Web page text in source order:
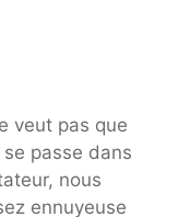
veut pas que
passe dans
nous
ennuyeuse